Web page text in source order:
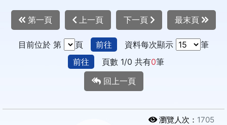
第一頁 上一頁 下一頁 最末頁
目前位於 第 頁 前往 資料每次顯示
筆
前往
頁數 1/0 共有0筆
回上一頁
瀏覽人次： 1705